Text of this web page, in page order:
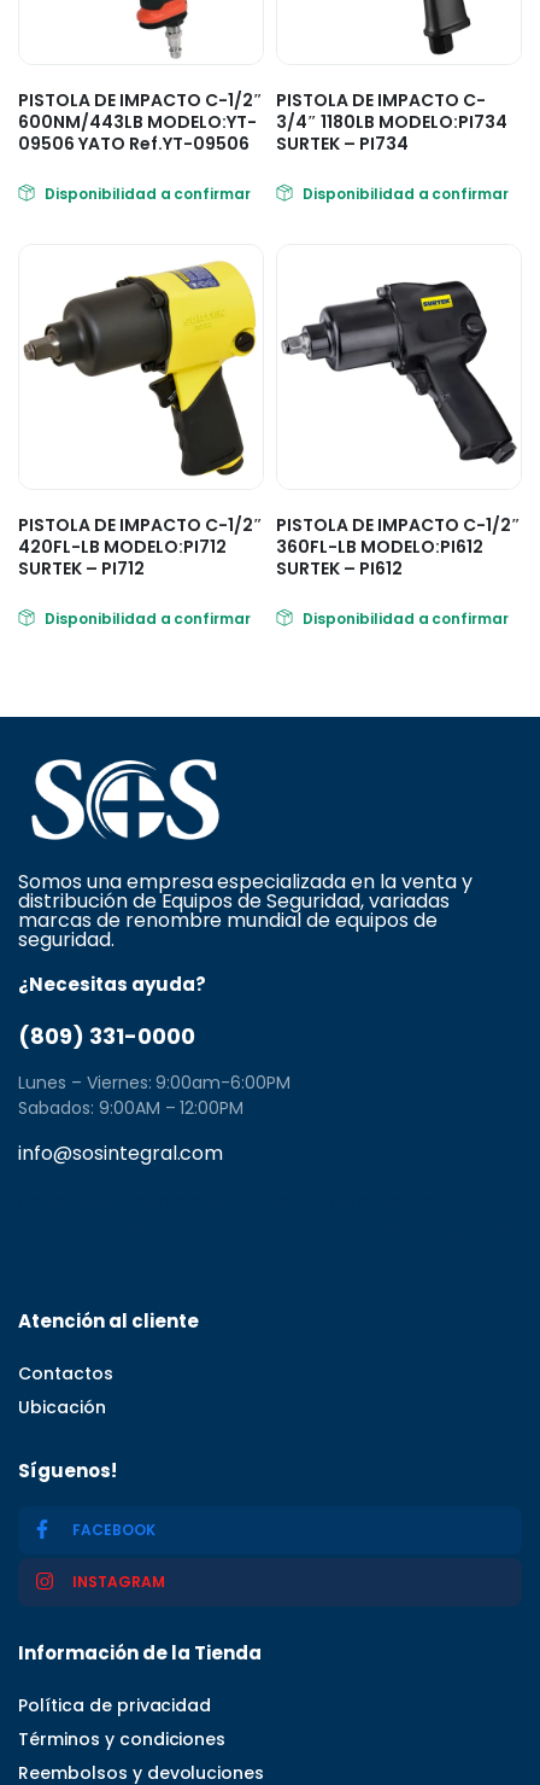
PISTOLA DE IMPACTO C-1/2″
600NM/443LB MODELO:YT-
09506 YATO Ref.YT-09506
Disponibilidad a confirmar
PISTOLA DE IMPACTO C-
3/4″ 1180LB MODELO:PI734
SURTEK – PI734
Disponibilidad a confirmar
PISTOLA DE IMPACTO C-1/2″
420FL-LB MODELO:PI712
SURTEK – PI712
Disponibilidad a confirmar
PISTOLA DE IMPACTO C-1/2″
360FL-LB MODELO:PI612
SURTEK – PI612
Disponibilidad a confirmar
Somos una empresa especializada en la venta y
distribución de Equipos de Seguridad, variadas
marcas de renombre mundial de equipos de
seguridad.
¿Necesitas ayuda?
(809) 331-0000
Lunes – Viernes: 9:00am-6:00PM
Sabados: 9:00AM – 12:00PM
info@sosintegral.com
Atención al cliente
Contactos
Ubicación
Síguenos!
FACEBOOK
INSTAGRAM
Información de la Tienda
Política de privacidad
Términos y condiciones
Reembolsos y devoluciones